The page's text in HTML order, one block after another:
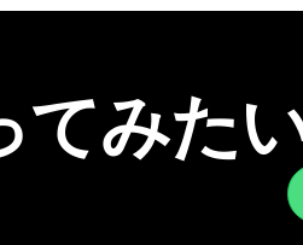
てみた